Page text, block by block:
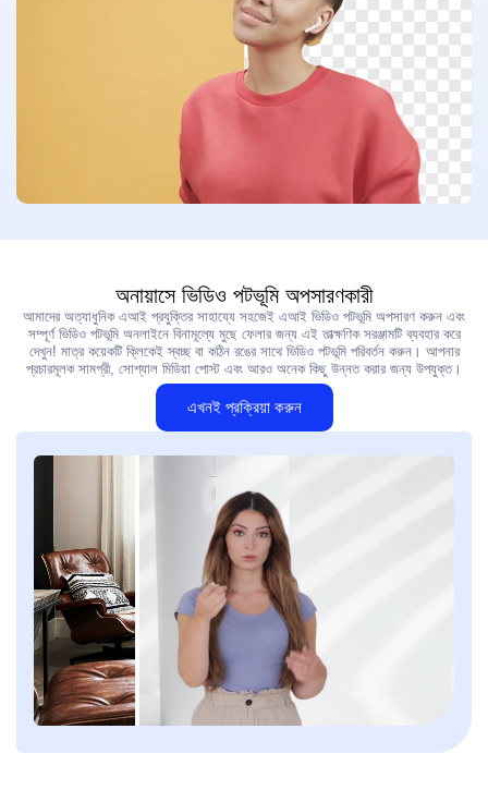
অনায়াসে ভিডিও পটভূমি অপসারণকারী
আমাদের অত্যাধুনিক এআই প্রযুক্তির সাহায্যে সহজেই এআই ভিডিও পটভূমি অপসারণ করুন এবং
সম্পূর্ণ ভিডিও পটভূমি অনলাইনে বিনামূল্যে মুছে ফেলার জন্য এই তাত্ক্ষণিক সরঞ্জামটি ব্যবহার করে
দেখুন! মাত্র কয়েকটি ক্লিকেই স্বচ্ছ বা কঠিন রঙের সাথে ভিডিও পটভূমি পরিবর্তন করুন। আপনার
প্রচারমূলক সামগ্রী, সোশ্যাল মিডিয়া পোস্ট এবং আরও অনেক কিছু উন্নত করার জন্য উপযুক্ত।
এখনই প্রক্রিয়া করুন